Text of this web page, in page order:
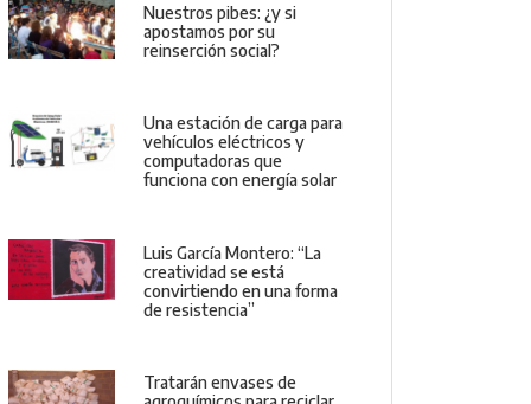
Nuestros pibes: ¿y si
apostamos por su
reinserción social?
Una estación de carga para
vehículos eléctricos y
computadoras que
funciona con energía solar
Luis García Montero: “La
creatividad se está
convirtiendo en una forma
de resistencia”
Tratarán envases de